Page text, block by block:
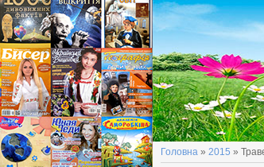
Головна » 2015 »